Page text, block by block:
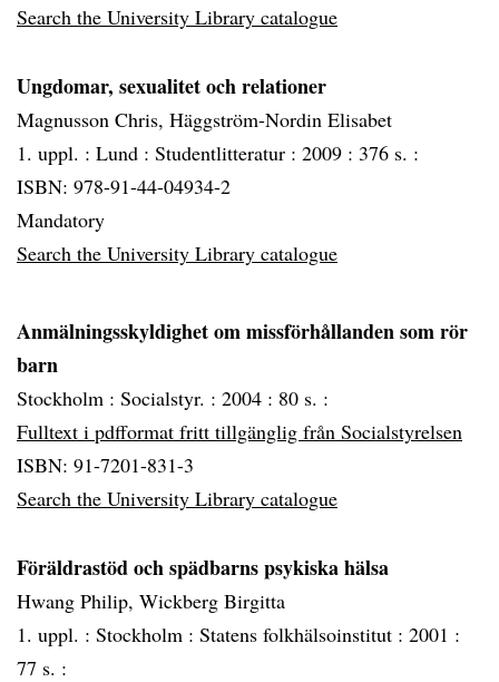
Search the University Library catalogue
Ungdomar, sexualitet och relationer
Magnusson Chris, Häggström-Nordin Elisabet
1. uppl. : Lund : Studentlitteratur : 2009 : 376 s. :
ISBN: 978-91-44-04934-2
Mandatory
Search the University Library catalogue
Anmälningsskyldighet om missförhållanden som rör
barn
Stockholm : Socialstyr. : 2004 : 80 s. :
Fulltext i pdfformat fritt tillgänglig från Socialstyrelsen
ISBN: 91-7201-831-3
Search the University Library catalogue
Föräldrastöd och spädbarns psykiska hälsa
Hwang Philip, Wickberg Birgitta
1. uppl. : Stockholm : Statens folkhälsoinstitut : 2001 :
77 s. :